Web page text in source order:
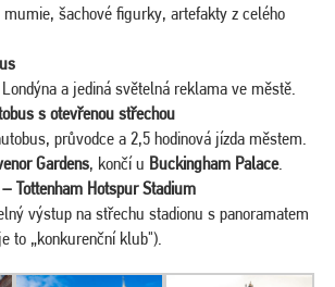
mumie, šachové figurky, artefakty z celého
a jediná světelná reklama ve městě.
s otevřenou střechou
průvodce a 2,5 hodinová jízda městem.
Gardens, končí u Buckingham Palace.
Tottenham Hotspur Stadium
výstup na střechu stadionu s panoramatem
to „konkurenční klub").